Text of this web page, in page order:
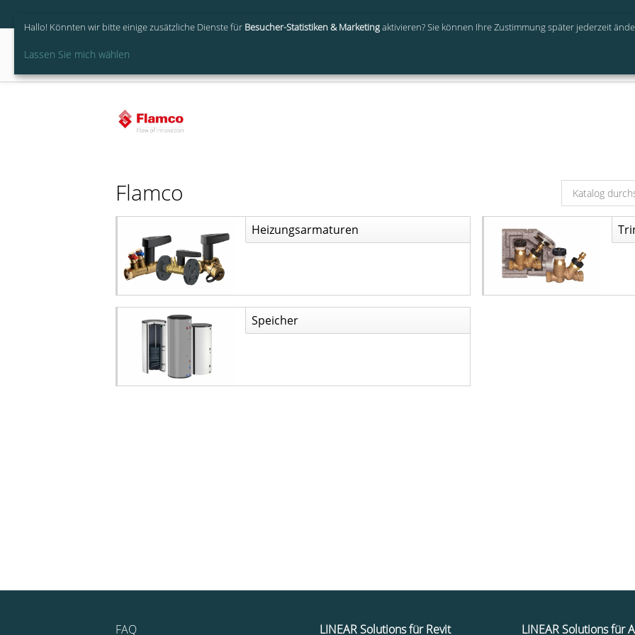
Flamco
Heizungsarmaturen
Speicher
FAQ LINEAR Solutions für Revit LINEAR Solutions für
Hallo! Könnten wir bitte einige zusätzliche Dienste für Besucher-Statistiken & Marketingaktivieren? Sie können Ihre Zustimmung später jederzeit
Lassen Sie mich wählen